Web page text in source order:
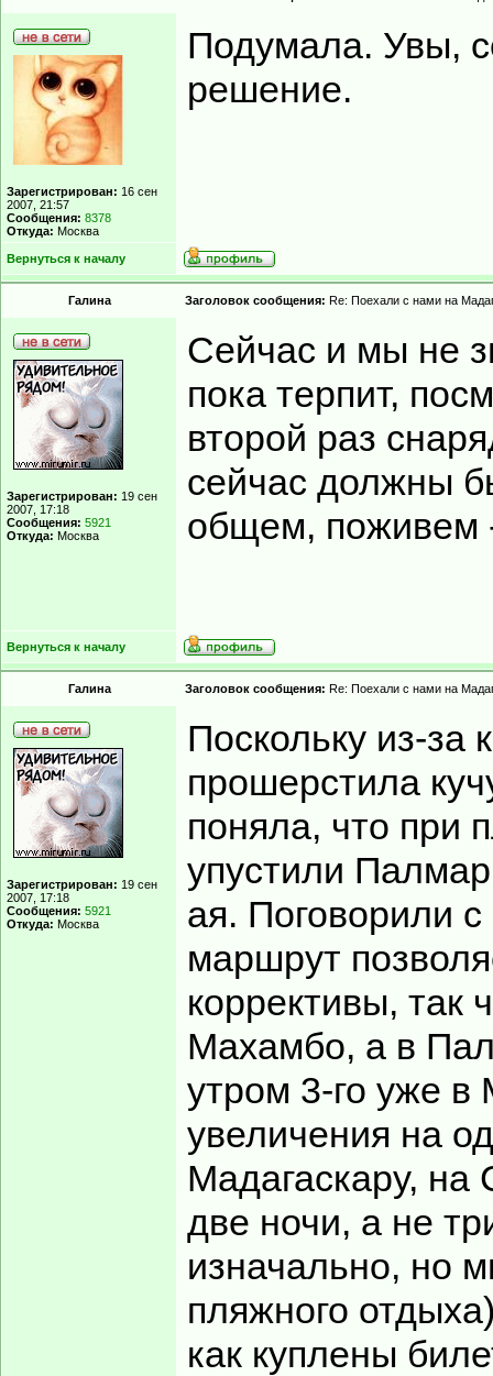
Зарегистрирован: 16 сен
2007, 21:57
Сообщения: 8378
Откуда: Москва
Подумала. Увы,
решение.
Вернуться к началу
Гaлинa Заголовок сообщения: Re: Поехали с нами на
Зарегистрирован: 19 сен
2007, 17:18
Сообщения: 5921
Откуда: Москва
Сейчас и мы не
пока терпит,
второй раз
сейчас должны
общем, поживем
Вернуться к началу
Гaлинa Заголовок сообщения: Re: Поехали с нами на
Зарегистрирован: 19 сен
2007, 17:18
Сообщения: 5921
Откуда: Москва
Поскольку из-за
прошерстила
поняла, что при
упустили
ая. Поговорили
маршрут
коррективы, так
Махамбо, а в
утром 3-го уже в
увеличения на
Мадагаскару, на
две ночи, а не
изначально, но
пляжного
как куплены